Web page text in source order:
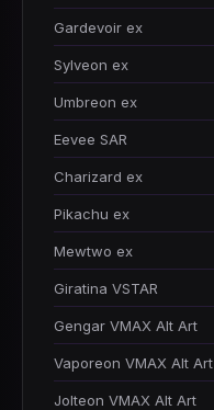
Gardevoir ex
Sylveon ex
Umbreon ex
Eevee SAR
Charizard ex
Pikachu ex
Mewtwo ex
Giratina VSTAR
Gengar VMAX Alt Art
Vaporeon VMAX Alt Art
Jolteon VMAX Alt Art